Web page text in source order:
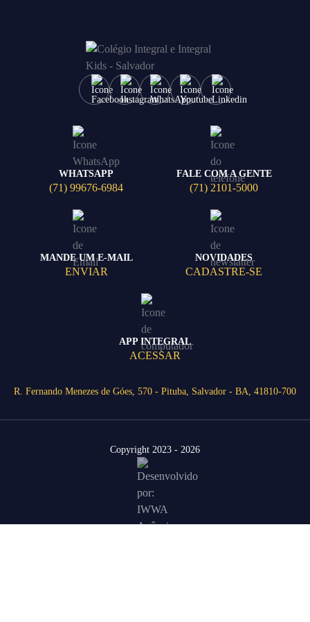
WHATSAPP
(71) 99676-6984
FALE COM A GENTE
(71) 2101-5000
MANDE UM E-MAIL
ENVIAR
NOVIDADES
CADASTRE-SE
APP INTEGRAL
ACESSAR
R. Fernando Menezes de Góes, 570 - Pituba, Salvador - BA, 41810-700
Copyright 2023 - 2026